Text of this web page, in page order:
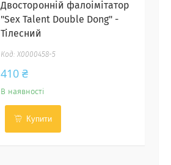
Двосторонній фалоімітатор
"Sex Talent Double Dong" -
Тілесний
X0000458-5
410 ₴
В наявності
Купити